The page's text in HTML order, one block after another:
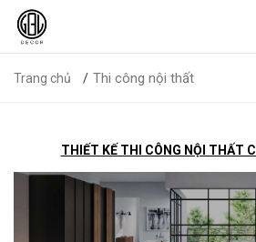
Trang chủ Thi công nội thất
THIẾT KẾ THI CÔNG NỘI THẤT